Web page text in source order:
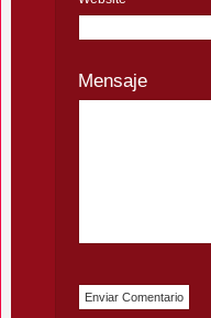
Mensaje